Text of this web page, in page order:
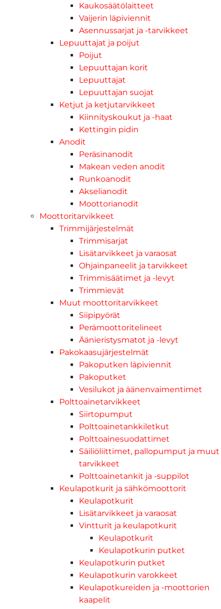
Kaukosäätölaitteet
Vaijerin läpiviennit
Asennussarjat ja -tarvikkeet
Lepuuttajat ja poijut
Poijut
Lepuuttajan korit
Lepuuttajat
Lepuuttajan suojat
Ketjut ja ketjutarvikkeet
Kiinnityskoukut ja -haat
Kettingin pidin
Anodit
Peräsinanodit
Makean veden anodit
Runkoanodit
Akselianodit
Moottorianodit
Moottoritarvikkeet
Trimmijärjestelmät
Trimmisarjat
Lisätarvikkeet ja varaosat
Ohjainpaneelit ja tarvikkeet
Trimmisäätimet ja -levyt
Trimmievät
Muut moottoritarvikkeet
Siipipyörät
Perämoottoritelineet
Äänieristysmatot ja -levyt
Pakokaasujärjestelmät
Pakoputken läpiviennit
Pakoputket
Vesilukot ja äänenvaimentimet
Polttoainetarvikkeet
Siirtopumput
Polttoainetankkiletkut
Polttoainesuodattimet
Säiliöliittimet, pallopumput ja muut
tarvikkeet
Polttoainetankit ja -suppilot
Keulapotkurit ja sähkömoottorit
Keulapotkurit
Lisätarvikkeet ja varaosat
Vintturit ja keulapotkurit
Keulapotkurit
Keulapotkurin putket
Keulapotkurin putket
Keulapotkurin varokkeet
Keulapotkureiden ja -moottorien
kaapelit